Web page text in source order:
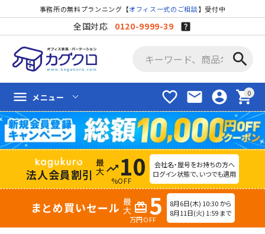
事務所の無料プランニング【オフィス一式のご相談】受付中
全国対応 0120-9999-39
search
favorite_border mail account_circle shopping_cart
menu メニュー
法人会員割引 trending_up 10
%OFF
会社名・屋号をお持ちの方へ
ログイン状態で、いつでも適用
まとめ買いセール redeem 5
万円OFF
8月6日(木) 10:30 から
8月11日(火) 1:59 まで